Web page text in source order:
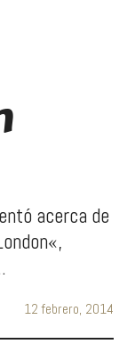
acerca de
12 febrero, 2014